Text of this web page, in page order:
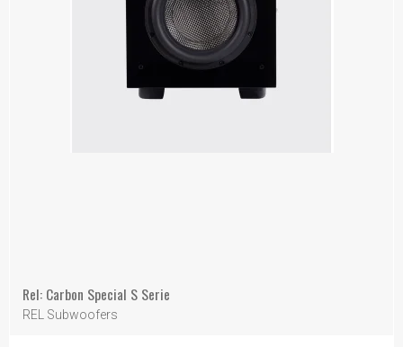
Rel: Carbon Special S Serie
REL Subwoofers